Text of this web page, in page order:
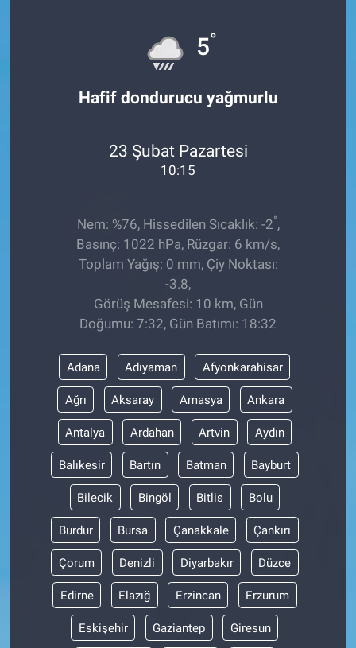
5°
Hafif dondurucu yağmurlu
23 Şubat Pazartesi
10:15
Nem: %76, Hissedilen Sıcaklık: -2°,
Basınç: 1022 hPa, Rüzgar: 6 km/s,
Toplam Yağış: 0 mm, Çiy Noktası:
-3.8,
Görüş Mesafesi: 10 km, Gün
Doğumu: 7:32, Gün Batımı: 18:32
Adana Adıyaman Afyonkarahisar
Ağrı Aksaray Amasya Ankara
Antalya Ardahan Artvin Aydın
Balıkesir Bartın Batman Bayburt
Bilecik Bingöl Bitlis Bolu
Burdur Bursa Çanakkale Çankırı
Çorum Denizli Diyarbakır Düzce
Edirne Elazığ Erzincan Erzurum
Eskişehir Gaziantep Giresun